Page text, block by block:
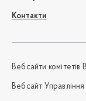
Контакти
Вебсайти комітетів
Вебсайт